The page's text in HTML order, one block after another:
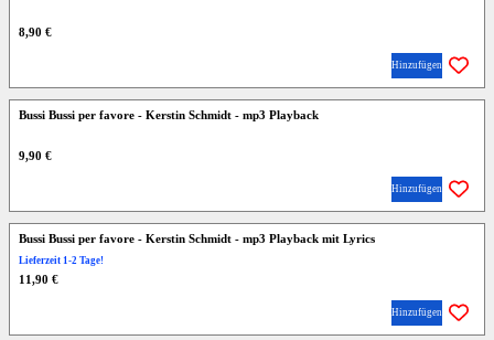
8,90 €
Hinzufügen
Bussi Bussi per favore - Kerstin Schmidt - mp3 Playback
9,90 €
Hinzufügen
Bussi Bussi per favore - Kerstin Schmidt - mp3 Playback mit Lyrics
Lieferzeit 1-2 Tage!
11,90 €
Hinzufügen